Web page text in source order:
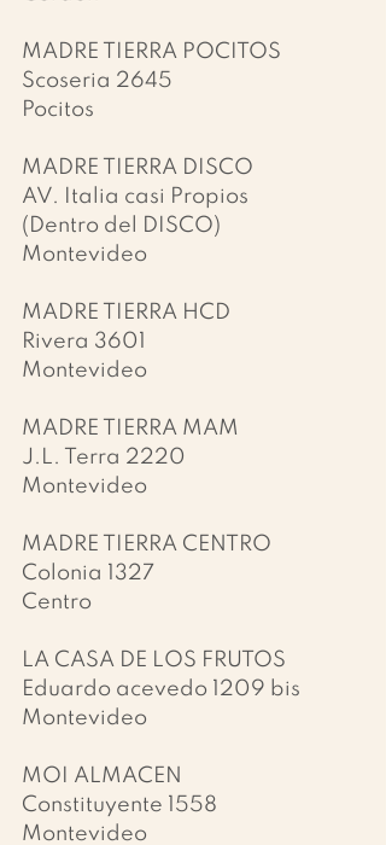
MADRE TIERRA POCITOS
Scoseria 2645
Pocitos
MADRE TIERRA DISCO
AV. Italia casi Propios
(Dentro del DISCO)
Montevideo
MADRE TIERRA HCD
Rivera 3601
Montevideo
MADRE TIERRA MAM
J.L. Terra 2220
Montevideo
MADRE TIERRA CENTRO
Colonia 1327
Centro
LA CASA DE LOS FRUTOS
Eduardo acevedo 1209 bis
Montevideo
MOI ALMACEN
Constituyente 1558
Montevideo